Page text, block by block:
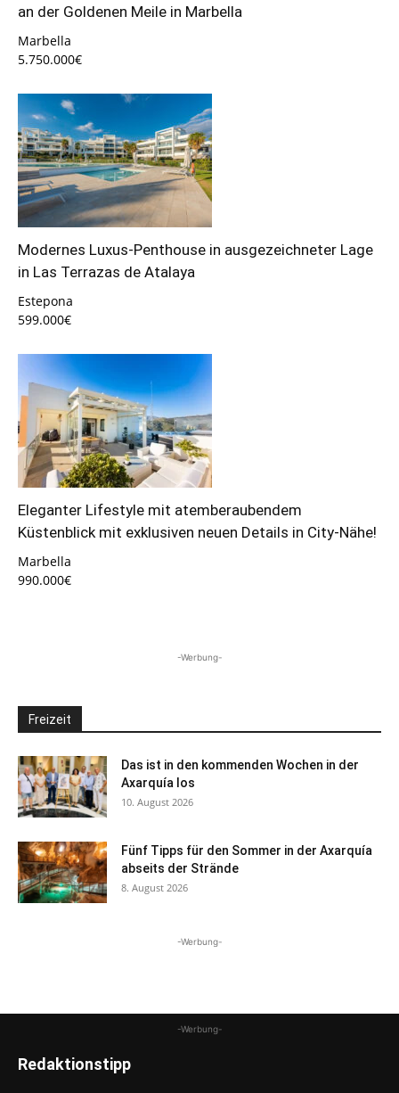
an der Goldenen Meile in Marbella
Marbella
5.750.000€
Modernes Luxus-Penthouse in ausgezeichneter Lage
in Las Terrazas de Atalaya
Estepona
599.000€
Eleganter Lifestyle mit atemberaubendem
Küstenblick mit exklusiven neuen Details in City-Nähe!
Marbella
990.000€
-Werbung-
Freizeit
Das ist in den kommenden Wochen in der
Axarquía los
10. August 2026
Fünf Tipps für den Sommer in der Axarquía
abseits der Strände
8. August 2026
-Werbung-
-Werbung-
Redaktionstipp